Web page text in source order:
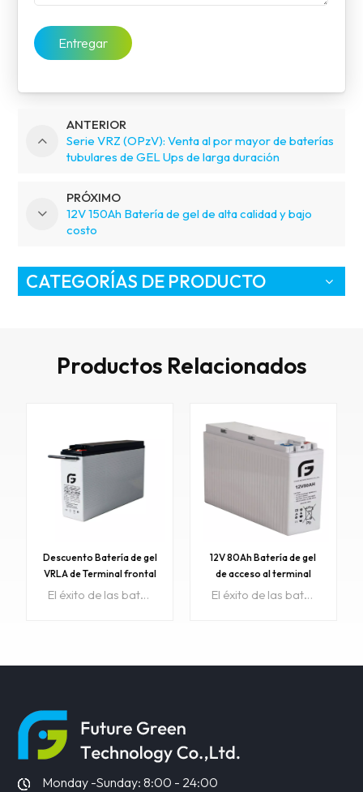
Entregar
ANTERIOR
Serie VRZ (OPzV): Venta al por mayor de baterías
tubulares de GEL Ups de larga duración
PRÓXIMO
12V 150Ah Batería de gel de alta calidad y bajo
costo
CATEGORÍAS DE PRODUCTO
Productos Relacionados
Descuento Batería de gel
VRLA de Terminal frontal
12V180AH para
El éxito de las baterías DGF proviene de la tecnología Gel internacionalmente superior. Es ideal para aplicaciones de descarga cíclica frecuente o en espera en entornos extremos. Artículo No:GE12V180AH-FColor:Gris Negro Azul también acepta personalizaciónRango de precios:800~999999/$176Rango de precios:200~800/$180Rango de precios:1~200/$189La orden mínima:1Pago:T/T, LC/CTiempo de espera:15 días después de recibir el depósitoMuestra:disponible
APRENDE
MÁS
12V 80Ah Batería de gel
de acceso al terminal
frontal con certificado CE
El éxito de las baterías DGF proviene de la tecnología Gel internacionalmente superior. Es ideal para aplicaciones de descarga cíclica frecuente o en espera en entornos extremos. Artículo No:FGET 12V80AH-FColor:Gris, negro, colores personalizados.Precio:100La orden mínima:1Pago:T/T, Western Union, Paypal, etc.Puerto de embarque:Cantón/Shenzhen, ChinaRegión original:PorcelanaTiempo de espera:Aproximadamente 15 días hábilesMuestra:disponible
Monday -Sunday: 8:00 - 24:00